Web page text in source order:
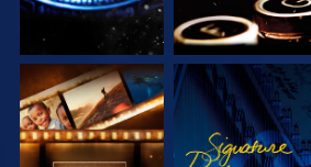
UTFORSKA
SERIEN
TITTA